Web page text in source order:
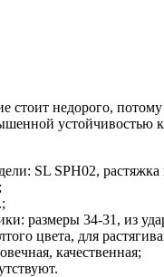
стоит недорого, потому
устойчивостью
SL SPH02,
размеры 34-31, из
цвета, для
качественная;